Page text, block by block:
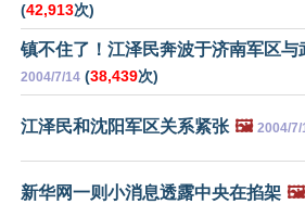
(42,913次)
镇不住了！江泽民奔波于济南军区与
2004/7/14 (38,439次)
江泽民和沈阳军区关系紧张 🖼️ 2004/7/
新华网一则小消息透露中央在掐架 🖼️